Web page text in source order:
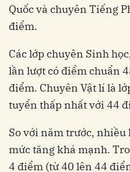
Quốc và chuyên Tiếng
điểm.
Các lớp chuyên Sinh
lần lượt có điểm chuẩn
điểm. Chuyên Vật lí là
tuyển thấp nhất với 44
So với năm trước,
mức tăng khá mạnh.
4 điểm (từ 40 lên 44